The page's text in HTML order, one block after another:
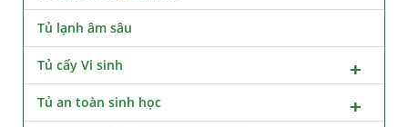
Tủ lạnh âm sâu
Tủ cấy Vi sinh
Tủ an toàn sinh học